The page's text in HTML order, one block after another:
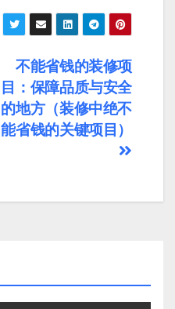
不能省钱的装修项
目：保障品质与安全
的地方（装修中绝不
能省钱的关键项目）